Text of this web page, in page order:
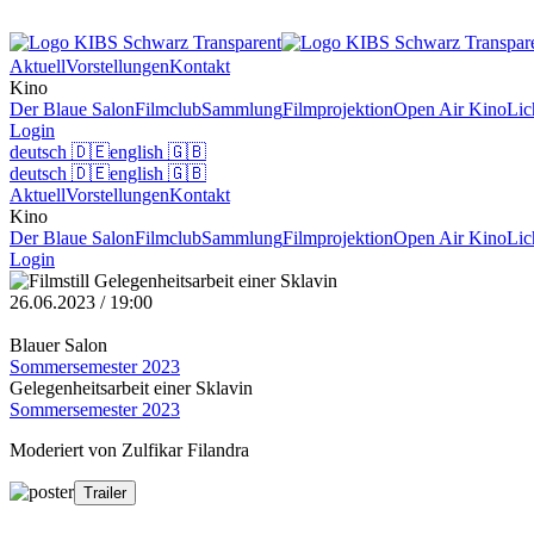
AktuellVorstellungenKontakt
Kino
Der Blaue SalonFilmclubSammlungFilmprojektionOpen Air Kino
Login
deutsch 🇩🇪english 🇬🇧
deutsch 🇩🇪english 🇬🇧
AktuellVorstellungenKontakt
Kino
Der Blaue SalonFilmclubSammlungFilmprojektionOpen Air Kino
Login
26.06.2023 / 19:00
Blauer Salon
Sommersemester 2023
Gelegenheitsarbeit einer Sklavin
Sommersemester 2023
Moderiert von Zulfikar Filandra
Trailer